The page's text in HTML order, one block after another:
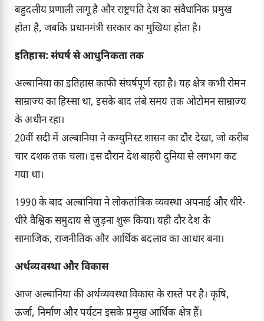
बहुदलीय प्रणाली लागू है और राष्ट्रपति देश का संवैधानिक प्रमुख
होता है, जबकि प्रधानमंत्री सरकार का मुखिया होता है।
इतिहास: संघर्ष से आधुनिकता तक
अल्बानिया का इतिहास काफी संघर्षपूर्ण रहा है। यह क्षेत्र कभी रोमन
साम्राज्य का हिस्सा था, इसके बाद लंबे समय तक ओटोमन साम्राज्य
के अधीन रहा।
20वीं सदी में अल्बानिया ने कम्युनिस्ट शासन का दौर देखा, जो करीब
चार दशक तक चला। इस दौरान देश बाहरी दुनिया से लगभग कट
गया था।
1990 के बाद अल्बानिया ने लोकतांत्रिक व्यवस्था अपनाई और धीरे-
धीरे वैश्विक समुदाय से जुड़ना शुरू किया। यही दौर देश के
सामाजिक, राजनीतिक और आर्थिक बदलाव का आधार बना।
अर्थव्यवस्था और विकास
आज अल्बानिया की अर्थव्यवस्था विकास के रास्ते पर है। कृषि,
ऊर्जा, निर्माण और पर्यटन इसके प्रमुख आर्थिक क्षेत्र हैं।